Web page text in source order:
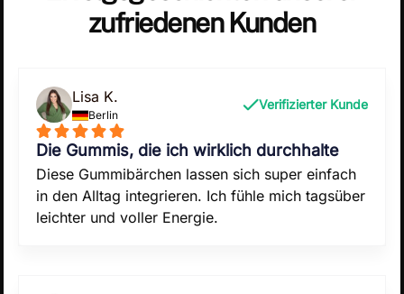
zufriedenen Kunden
Lisa K.
Berlin
Verifizierter Kunde
Die Gummis, die ich wirklich durchhalte
Diese Gummibärchen lassen sich super einfach
in den Alltag integrieren. Ich fühle mich tagsüber
leichter und voller Energie.